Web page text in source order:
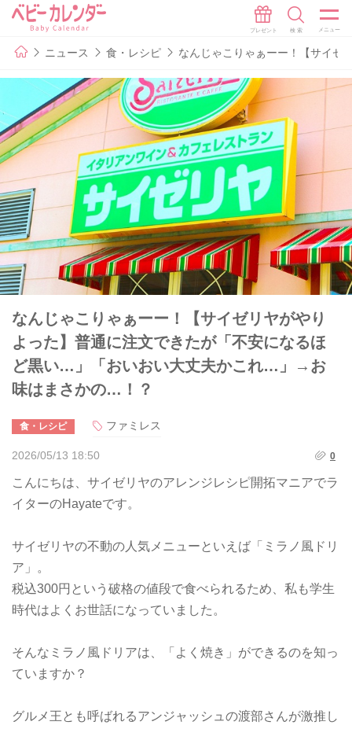
ニュース 食・レシピ なんじゃこりゃぁーー！【サイ
なんじゃこりゃぁーー！【サイゼリヤがやり
よった】普通に注文できたが「不安になるほ
ど黒い…」「おいおい大丈夫かこれ…」→お
味はまさかの…！？
食・レシピ ファミレス
2026/05/13 18:50 0
こんにちは、サイゼリヤのアレンジレシピ開拓マニアでラ
イターのHayateです。
サイゼリヤの不動の人気メニューといえば「ミラノ風ドリ
ア」。
税込300円という破格の値段で食べられるため、私も学生
時代はよくお世話になっていました。
そんなミラノ風ドリアは、「よく焼き」ができるのを知っ
ていますか？
グルメ王とも呼ばれるアンジャッシュの渡部さんが激推し